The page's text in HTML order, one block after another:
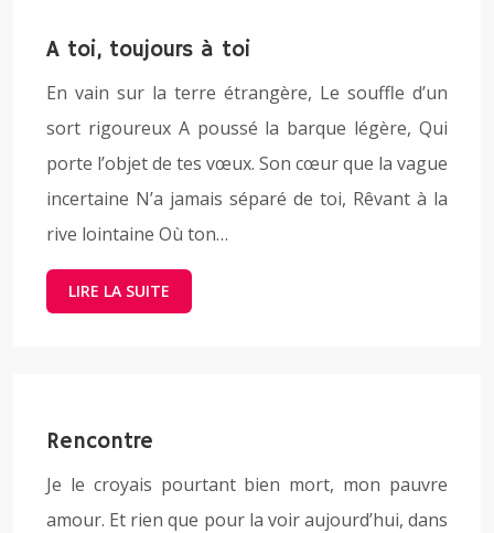
A toi, toujours à toi
En vain sur la terre étrangère, Le souffle d’un
sort rigoureux A poussé la barque légère, Qui
porte l’objet de tes vœux. Son cœur que la vague
incertaine N’a jamais séparé de toi, Rêvant à la
rive lointaine Où ton…
LIRE LA SUITE
Rencontre
Je le croyais pourtant bien mort, mon pauvre
amour. Et rien que pour la voir aujourd’hui, dans